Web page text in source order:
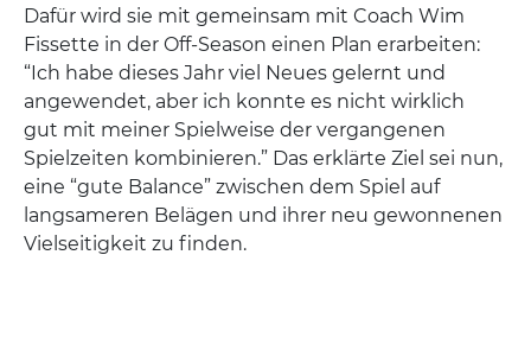
Dafür wird sie mit gemeinsam mit Coach Wim
Fissette in der Off-Season einen Plan erarbeiten:
“Ich habe dieses Jahr viel Neues gelernt und
angewendet, aber ich konnte es nicht wirklich
gut mit meiner Spielweise der vergangenen
Spielzeiten kombinieren.” Das erklärte Ziel sei nun,
eine “gute Balance” zwischen dem Spiel auf
langsameren Belägen und ihrer neu gewonnenen
Vielseitigkeit zu finden.